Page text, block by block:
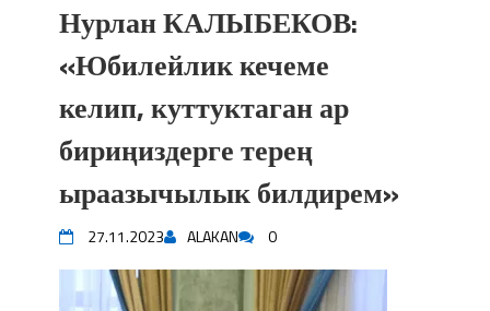
Нурлан КАЛЫБЕКОВ:
«Юбилейлик кечеме
келип, куттуктаган ар
бириңиздерге терең
ыраазычылык билдирем»
27.11.2023 ALAKAN 0